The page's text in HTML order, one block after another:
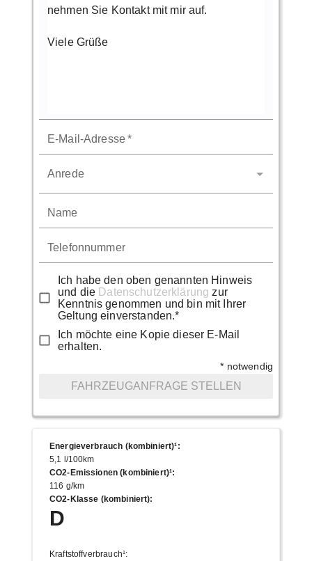
E-Mail-Adresse*
Anrede
Name
Telefonnummer
Ich habe den oben genannten Hinweis
und die Datenschutzerklärung zur
Kenntnis genommen und bin mit Ihrer
Geltung einverstanden.*
Ich möchte eine Kopie dieser E-Mail
erhalten.
* notwendig
FAHRZEUGANFRAGE STELLEN
Energieverbrauch (kombiniert)¹:
5,1 l/100km
CO2-Emissionen (kombiniert)¹:
116 g/km
CO2-Klasse (kombiniert):
D
Kraftstoffverbrauch¹: